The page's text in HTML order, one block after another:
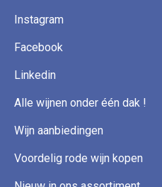
Instagram
Facebook
Linkedin
Alle wijnen onder één dak !
Wijn aanbiedingen
Voordelig rode wijn kopen